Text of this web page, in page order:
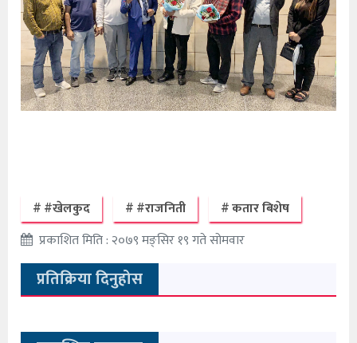
#खेलकुद #राजनिती
कतार बिशेष
प्रकाशित मिति : २०७९ मङ्सिर १९ गते सोमवार
प्रतिक्रिया दिनुहोस